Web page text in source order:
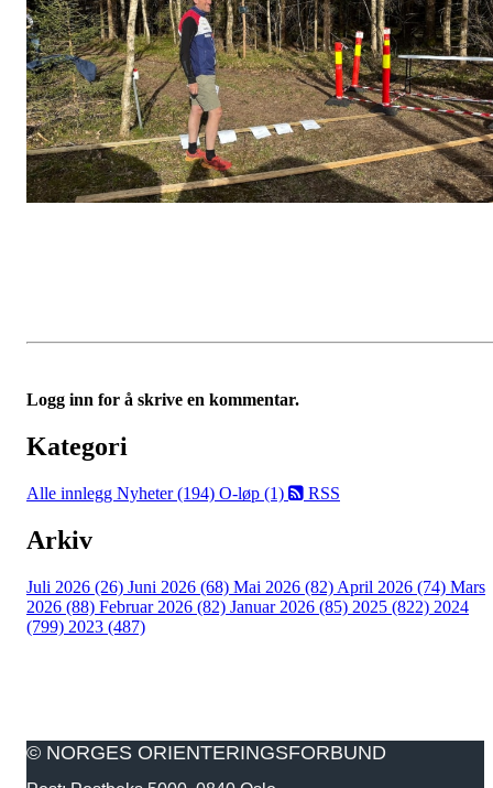
Logg inn for å skrive en kommentar.
Kategori
Alle innlegg Nyheter (194) O-løp (1) RSS
Arkiv
Juli 2026 (26) Juni 2026 (68) Mai 2026 (82) April 2026 (74) Mars
2026 (88) Februar 2026 (82) Januar 2026 (85) 2025 (822) 2024
(799) 2023 (487)
© NORGES ORIENTERINGSFORBUND